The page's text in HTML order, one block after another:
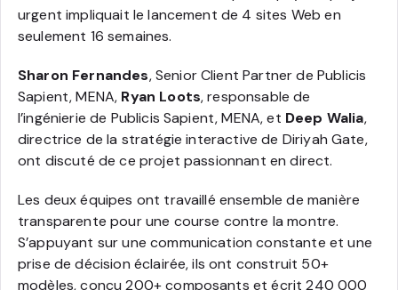
urgent impliquait le lancement de 4 sites Web en
seulement 16 semaines.
Sharon Fernandes, Senior Client Partner de Publicis
Sapient, MENA, Ryan Loots, responsable de
l’ingénierie de Publicis Sapient, MENA, et Deep Walia,
directrice de la stratégie interactive de Diriyah Gate,
ont discuté de ce projet passionnant en direct.
Les deux équipes ont travaillé ensemble de manière
transparente pour une course contre la montre.
S’appuyant sur une communication constante et une
prise de décision éclairée, ils ont construit 50+
modèles, conçu 200+ composants et écrit 240 000